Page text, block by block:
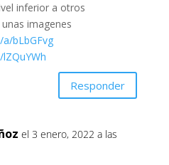
inferior a otros
imagenes
bLbGFvg
Responder
el 3 enero, 2022 a las